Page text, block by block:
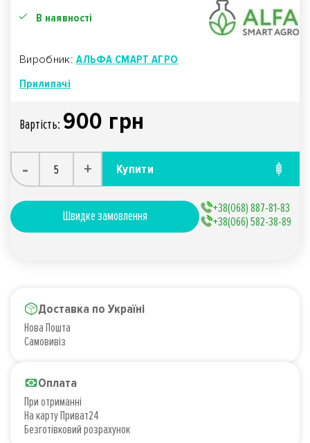
В наявності
Виробник:АЛЬФА СМАРТ АГРО
Прилипачі
Вартiсть: 900 грн
- + Купити
Швидке замовлення
+38(068) 887-81-83
+38(066) 582-38-89
Доставка по Україні
Нова Пошта
Самовивіз
Оплата
При отриманні
На карту Приват24
Безготівковий розрахунок